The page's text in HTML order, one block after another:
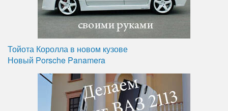
Тойота Королла в новом кузове
Новый Porsche Panamera